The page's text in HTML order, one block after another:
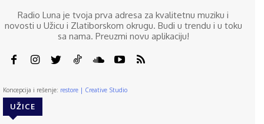
Radio Luna je tvoja prva adresa za kvalitetnu muziku i
novosti u Užicu i Zlatiborskom okrugu. Budi u trendu i u toku
sa nama. Preuzmi novu aplikaciju!
Koncepcija i rešenje: restore | Creative Studio
UŽICE